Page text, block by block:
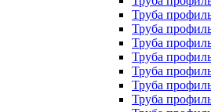
Труба
Труба
Труба
Труба
Труба
Труба
Труба